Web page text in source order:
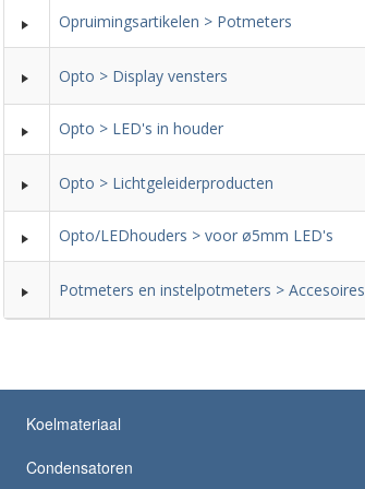
Opruimingsartikelen > Potmeters
Opto > Display vensters
Opto > LED's in houder
Opto > Lichtgeleiderproducten
Opto/LEDhouders > voor ø5mm LED's
Potmeters en instelpotmeters > Accesoires
Koelmateriaal
Condensatoren